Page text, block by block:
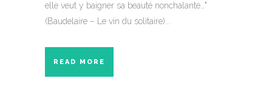
elle veut y baigner sa beauté nonchalante…"
(Baudelaire – Le vin du solitaire)...
READ MORE